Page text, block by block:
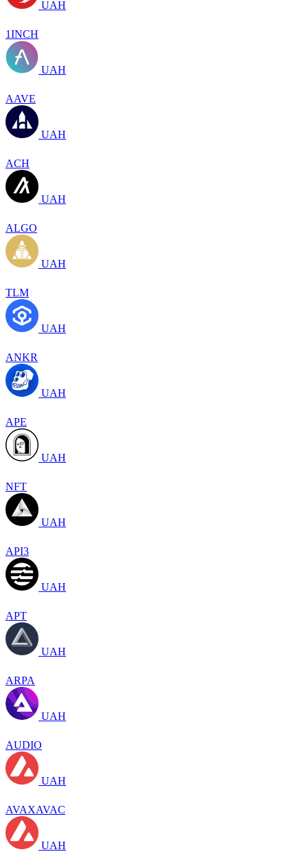
UAH
1INCH
UAH
AAVE
UAH
ACH
UAH
ALGO
UAH
TLM
UAH
ANKR
UAH
APE
UAH
NFT
UAH
API3
UAH
APT
UAH
ARPA
UAH
AUDIO
UAH
AVAXAVAC
UAH